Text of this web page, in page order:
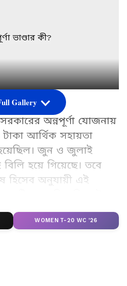
অন্নপূর্ণা যোজনায়
টাকা আর্থিক সহায়তা
জুন ও জুলাই
বিলি হয়ে গিয়েছে। তবে
হিসেব অনুযায়ী এই
বাতিল হয়েছে প্রায় ২৮
Gallery
WOMEN T-20 WC '26